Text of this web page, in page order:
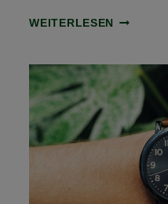
WEITERLESEN
2024